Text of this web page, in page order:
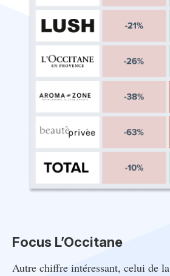
Focus L’Occitane
Autre chiffre intéressant, celui de